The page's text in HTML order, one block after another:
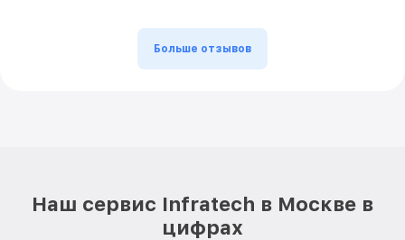
Больше отзывов
Наш сервис Infratech в Москве в
цифрах